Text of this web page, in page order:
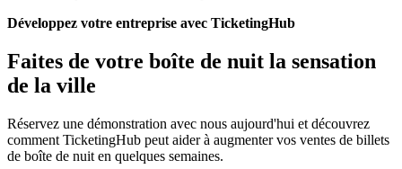
Développez votre entreprise avec TicketingHub
Faites de votre boîte de nuit la sensation
de la ville
Réservez une démonstration avec nous aujourd'hui et découvrez
comment TicketingHub peut aider à augmenter vos ventes de billets
de boîte de nuit en quelques semaines.